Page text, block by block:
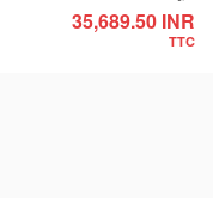
35,689.50 INR
TTC